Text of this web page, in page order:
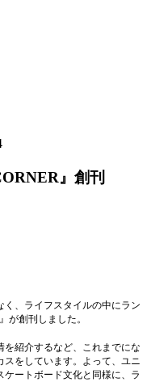
』創刊
、ライフスタイルの中にラン
』が創刊しました。
を紹介するなど、これまでにな
をしています。よって、ユニ
ートボード文化と同様に、ラ